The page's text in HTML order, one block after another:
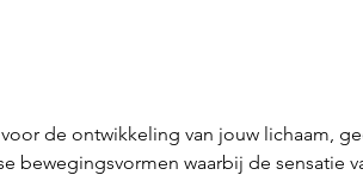
de ontwikkeling van jouw lichaam,
bewegingsvormen waarbij de sensatie